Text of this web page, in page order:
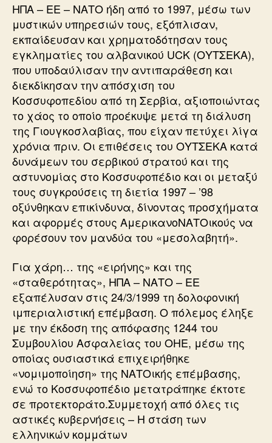
ΗΠΑ – ΕΕ – ΝΑΤΟ ήδη από το 1997, μέσω των
μυστικών υπηρεσιών τους, εξόπλισαν,
εκπαίδευσαν και χρηματοδότησαν τους
εγκληματίες του αλβανικού UCK (ΟΥΤΣΕΚΑ),
που υποδαύλισαν την αντιπαράθεση και
διεκδίκησαν την απόσχιση του
Κοσσυφοπεδίου από τη Σερβία, αξιοποιώντας
το χάος το οποίο προέκυψε μετά τη διάλυση
της Γιουγκοσλαβίας, που είχαν πετύχει λίγα
χρόνια πριν. Οι επιθέσεις του ΟΥΤΣΕΚΑ κατά
δυνάμεων του σερβικού στρατού και της
αστυνομίας στο Κοσσυφοπέδιο και οι μεταξύ
τους συγκρούσεις τη διετία 1997 – ’98
οξύνθηκαν επικίνδυνα, δίνοντας προσχήματα
και αφορμές στους ΑμερικανοΝΑΤΟικούς να
φορέσουν τον μανδύα του «μεσολαβητή».
Για χάρη… της «ειρήνης» και της
«σταθερότητας», ΗΠΑ – ΝΑΤΟ – ΕΕ
εξαπέλυσαν στις 24/3/1999 τη δολοφονική
ιμπεριαλιστική επέμβαση. Ο πόλεμος έληξε
με την έκδοση της απόφασης 1244 του
Συμβουλίου Ασφαλείας του ΟΗΕ, μέσω της
οποίας ουσιαστικά επιχειρήθηκε
«νομιμοποίηση» της ΝΑΤΟικής επέμβασης,
ενώ το Κοσσυφοπέδιο μετατράπηκε έκτοτε
σε προτεκτοράτο.Συμμετοχή από όλες τις
αστικές κυβερνήσεις – Η στάση των
ελληνικών κομμάτων